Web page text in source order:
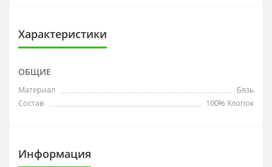
Характеристики
ОБЩИЕ
Материал
Бязь
Состав
100% Хлопок
Информация